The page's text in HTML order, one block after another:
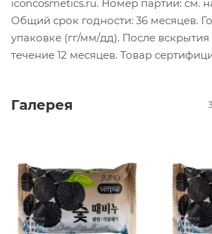
iconcosmetics.ru. Номер партии: см.
Общий срок годности: 36 месяцев.
упаковке (гг/мм/дд). После вскрытия
течение 12 месяцев. Товар
Галерея 3